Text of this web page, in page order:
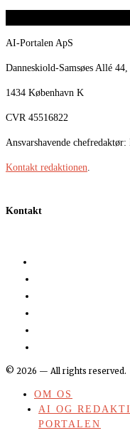
AI-Portalen ApS
Danneskiold-Samsøes Allé
1434 København K
CVR 45516822
Ansvarshavende
Kontakt redaktionen.
Kontakt
© 2026 — All rights reserved.
OM OS
AI OG
PORTALEN